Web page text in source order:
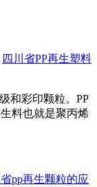
四川省PP再生塑料
和彩印颗粒。PP
料也就是聚丙烯
pp再生颗粒的应